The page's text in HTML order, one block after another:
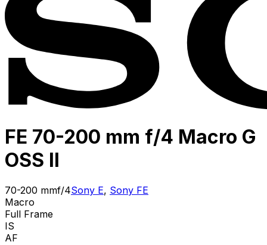
FE 70-200 mm f/4 Macro G
OSS II
70-200 mmf/4Sony E, Sony FE
Macro
Full Frame
IS
AF